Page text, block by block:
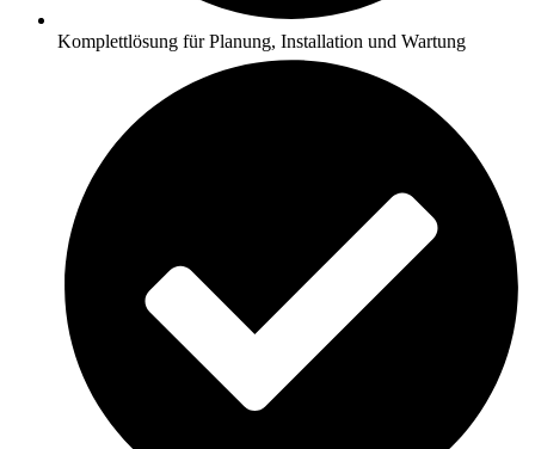
Komplettlösung für Planung, Installation und Wartung